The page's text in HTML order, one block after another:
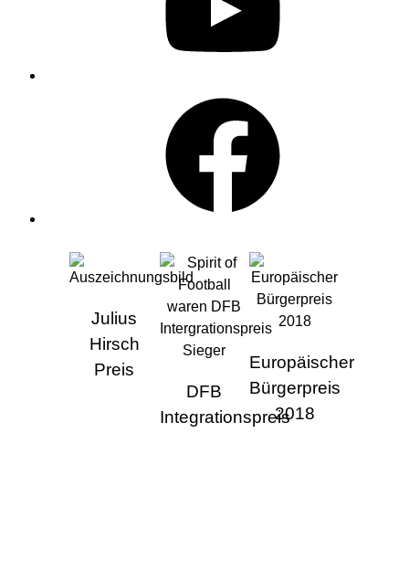
AUSZEICHNUNGEN
Julius
Hirsch
Preis
DFB
Integrationspreis
Europäischer
Bürgerpreis
2018